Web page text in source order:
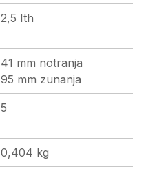
2,5 Ith
41 mm notranja
95 mm zunanja
5
0,404 kg